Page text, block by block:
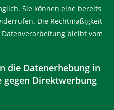
Sie können eine bereits
Die Rechtmäßigkeit
bleibt vom
die Datenerhebung in
gegen Direktwerbung